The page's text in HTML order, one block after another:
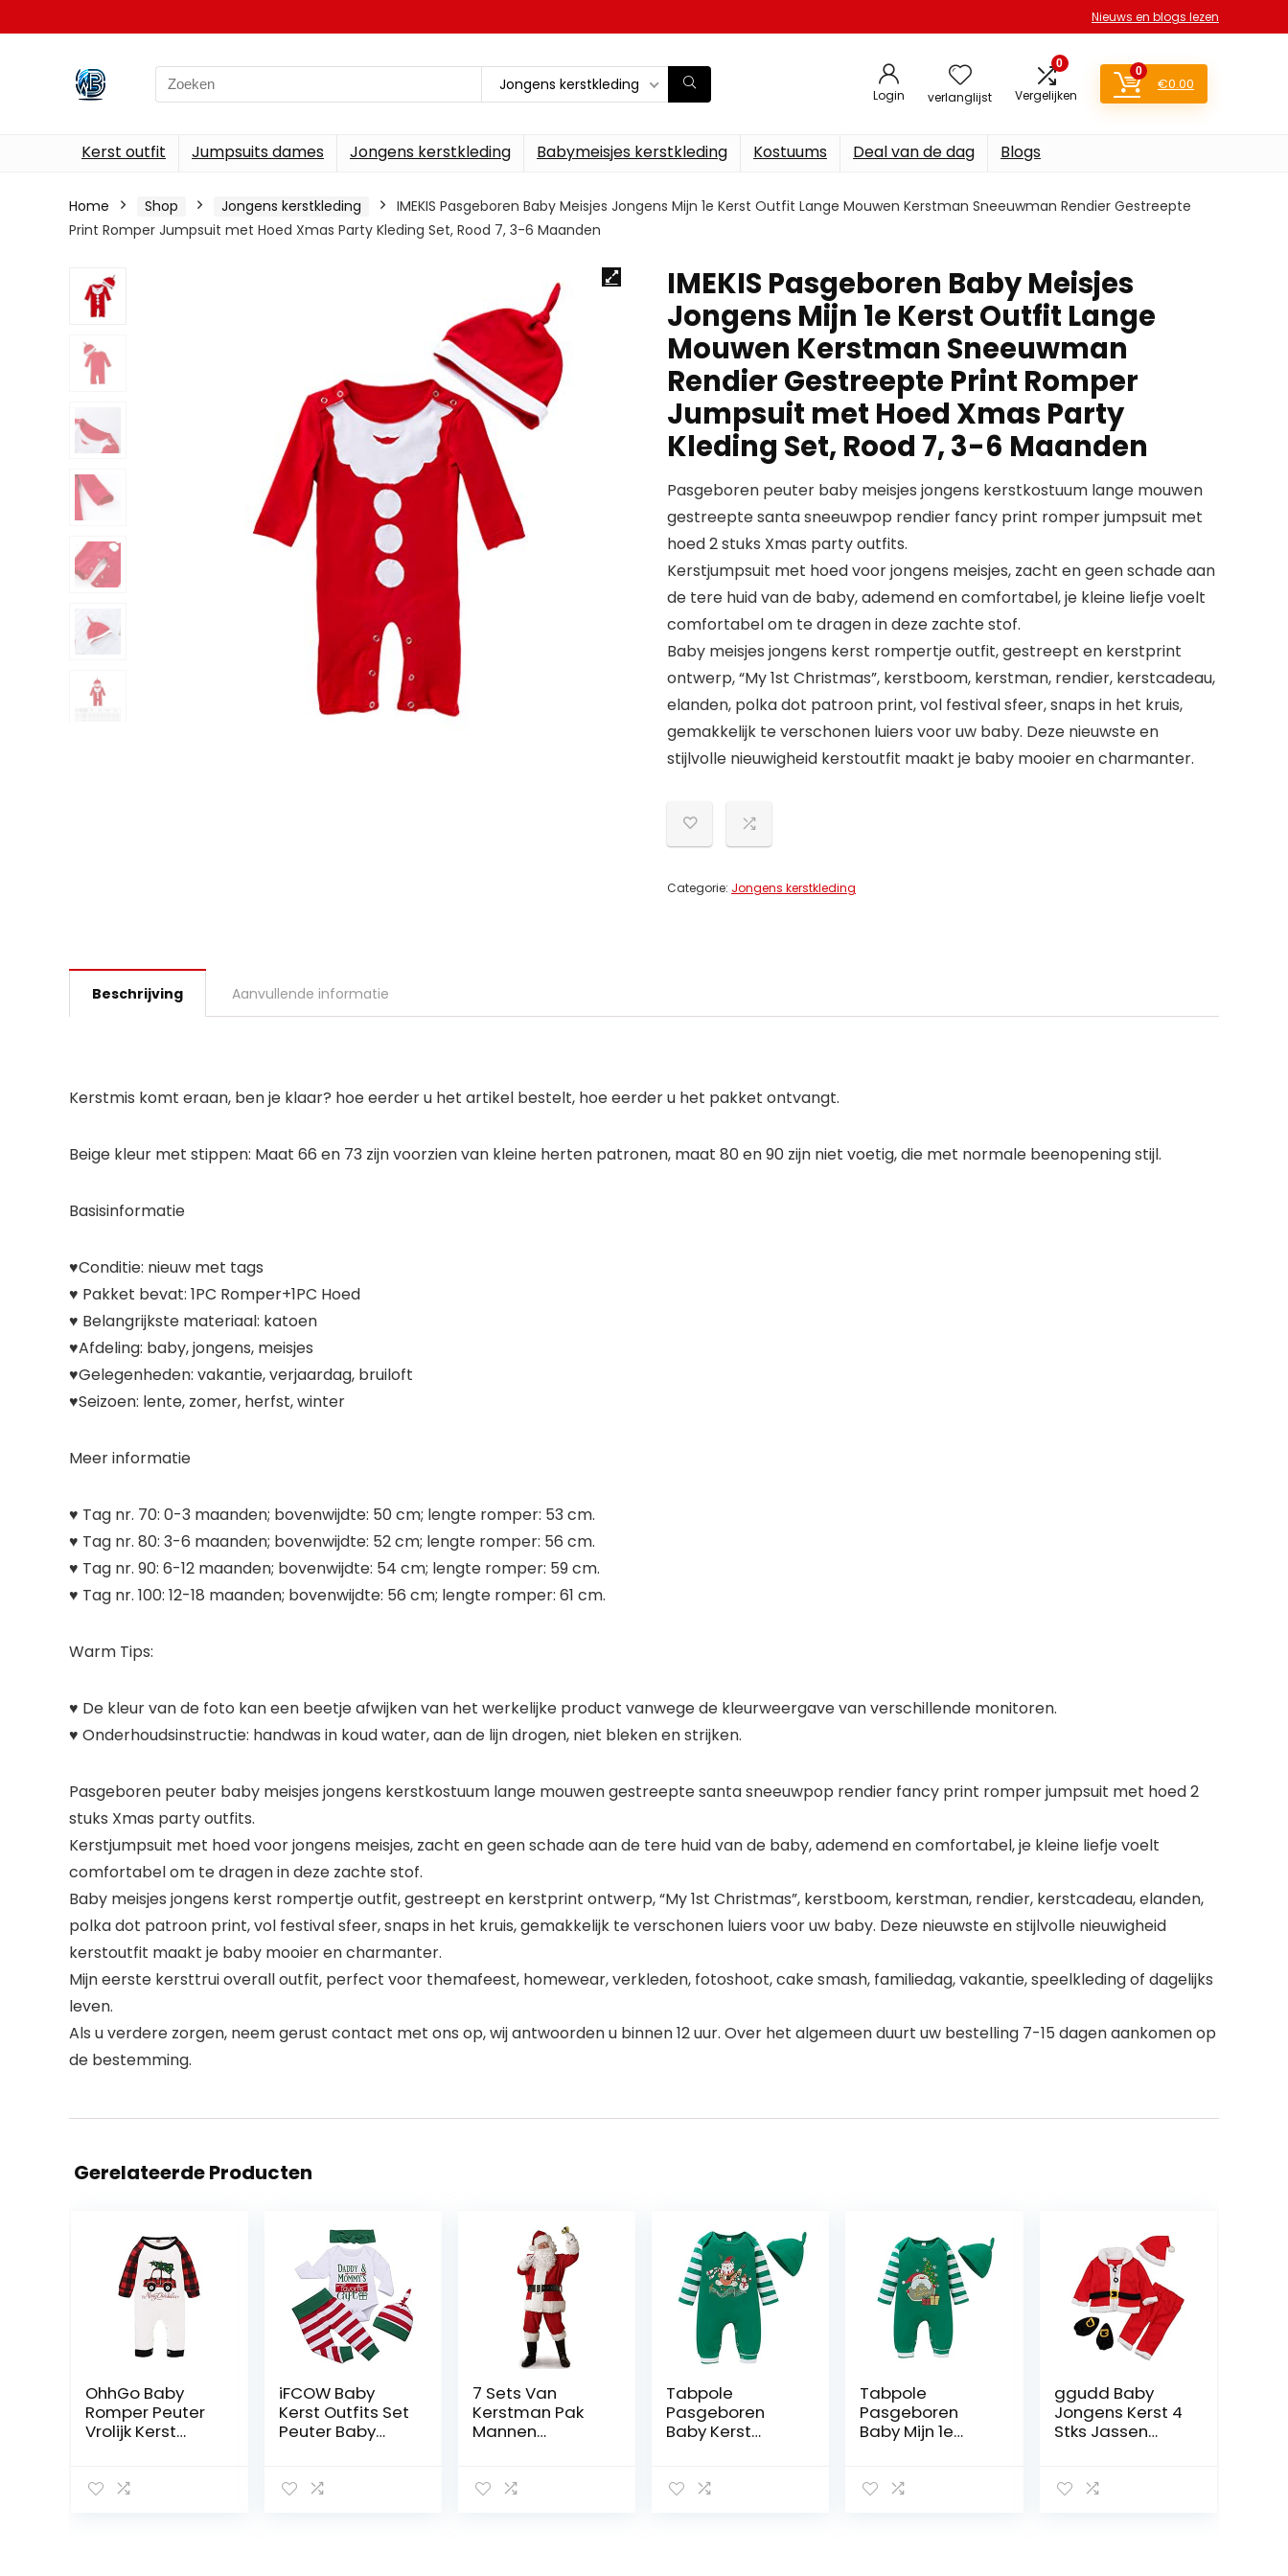
Nieuws en blogs lezen
Search
for:
Jongens kerstkleding
Login verlanglijst
0
Vergelijken
0
€0.00
Kerst outfit Jumpsuits dames Jongens kerstkleding Babymeisjes kerstkleding Kostuums Deal van de dag Blogs
Home Shop Jongens kerstkleding
IMEKIS Pasgeboren Baby Meisjes Jongens Mijn 1e Kerst Outfit Lange Mouwen Kerstman Sneeuwman Rendier Gestreepte
Print Romper Jumpsuit met Hoed Xmas Party Kleding Set, Rood 7, 3-6 Maanden
IMEKIS Pasgeboren Baby Meisjes
Jongens Mijn 1e Kerst Outfit Lange
Mouwen Kerstman Sneeuwman
Rendier Gestreepte Print Romper
Jumpsuit met Hoed Xmas Party
Kleding Set, Rood 7, 3-6 Maanden
Pasgeboren peuter baby meisjes jongens kerstkostuum lange mouwen
gestreepte santa sneeuwpop rendier fancy print romper jumpsuit met
hoed 2 stuks Xmas party outfits.
Kerstjumpsuit met hoed voor jongens meisjes, zacht en geen schade aan
de tere huid van de baby, ademend en comfortabel, je kleine liefje voelt
comfortabel om te dragen in deze zachte stof.
Baby meisjes jongens kerst rompertje outfit, gestreept en kerstprint
ontwerp, “My 1st Christmas”, kerstboom, kerstman, rendier, kerstcadeau,
elanden, polka dot patroon print, vol festival sfeer, snaps in het kruis,
gemakkelijk te verschonen luiers voor uw baby. Deze nieuwste en
stijlvolle nieuwigheid kerstoutfit maakt je baby mooier en charmanter.
Categorie: Jongens kerstkleding
Beschrijving Aanvullende informatie
Kerstmis komt eraan, ben je klaar? hoe eerder u het artikel bestelt, hoe eerder u het pakket ontvangt.
Beige kleur met stippen: Maat 66 en 73 zijn voorzien van kleine herten patronen, maat 80 en 90 zijn niet voetig, die met normale beenopening stijl.
Basisinformatie
♥Conditie: nieuw met tags
♥ Pakket bevat: 1PC Romper+1PC Hoed
♥ Belangrijkste materiaal: katoen
♥Afdeling: baby, jongens, meisjes
♥Gelegenheden: vakantie, verjaardag, bruiloft
♥Seizoen: lente, zomer, herfst, winter
Meer informatie
♥ Tag nr. 70: 0-3 maanden; bovenwijdte: 50 cm; lengte romper: 53 cm.
♥ Tag nr. 80: 3-6 maanden; bovenwijdte: 52 cm; lengte romper: 56 cm.
♥ Tag nr. 90: 6-12 maanden; bovenwijdte: 54 cm; lengte romper: 59 cm.
♥ Tag nr. 100: 12-18 maanden; bovenwijdte: 56 cm; lengte romper: 61 cm.
Warm Tips:
♥ De kleur van de foto kan een beetje afwijken van het werkelijke product vanwege de kleurweergave van verschillende monitoren.
♥ Onderhoudsinstructie: handwas in koud water, aan de lijn drogen, niet bleken en strijken.
Pasgeboren peuter baby meisjes jongens kerstkostuum lange mouwen gestreepte santa sneeuwpop rendier fancy print romper jumpsuit met hoed 2
stuks Xmas party outfits.
Kerstjumpsuit met hoed voor jongens meisjes, zacht en geen schade aan de tere huid van de baby, ademend en comfortabel, je kleine liefje voelt
comfortabel om te dragen in deze zachte stof.
Baby meisjes jongens kerst rompertje outfit, gestreept en kerstprint ontwerp, “My 1st Christmas”, kerstboom, kerstman, rendier, kerstcadeau, elanden,
polka dot patroon print, vol festival sfeer, snaps in het kruis, gemakkelijk te verschonen luiers voor uw baby. Deze nieuwste en stijlvolle nieuwigheid
kerstoutfit maakt je baby mooier en charmanter.
Mijn eerste kersttrui overall outfit, perfect voor themafeest, homewear, verkleden, fotoshoot, cake smash, familiedag, vakantie, speelkleding of dagelijks
leven.
Als u verdere zorgen, neem gerust contact met ons op, wij antwoorden u binnen 12 uur. Over het algemeen duurt uw bestelling 7-15 dagen aankomen op
de bestemming.
Gerelateerde Producten
OhhGo Baby
Romper Peuter
Vrolijk Kerst
iFCOW Baby
Kerst Outfits Set
Peuter Baby
Broek Jumpsuit
7 Sets Van
Kerstman Pak
Mannen
Kerstvakantie
Tabpole
Pasgeboren
Baby Kerst
Kerstfeest
Tabpole
Pasgeboren
Baby Mijn 1e
Hoofdband
ggudd Baby
Jongens Kerst 4
Stks Jassen
Warm Santa